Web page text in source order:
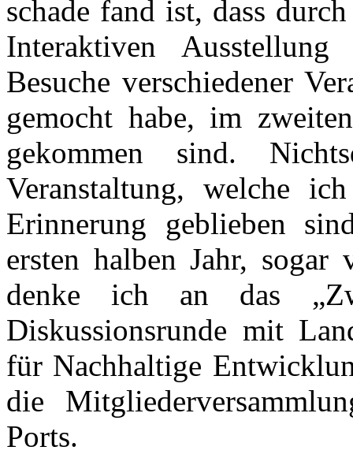
schade fand ist, dass
Interaktiven
Besuche verschiedener
gemocht habe, im
gekommen sind.
Veranstaltung, welche
Erinnerung geblieben
ersten halben Jahr, sogar
denke ich an das
Diskussionsrunde mit
für Nachhaltige
die
Ports.